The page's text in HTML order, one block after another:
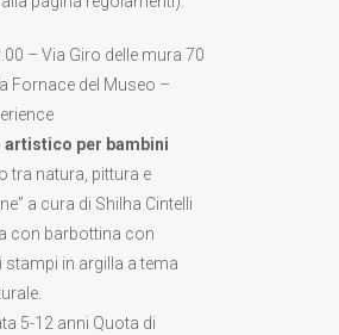
– Via Giro delle mura 70
Fornace del Museo –
artistico per bambini
tra natura, pittura e
a cura di Shilha Cintelli
con barbottina con
stampi in argilla a tema
5-12 anni Quota di